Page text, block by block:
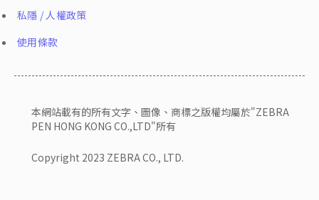
本網站載有的所有文字、圖像、商標之版權均屬於"ZEBRA
PEN HONG KONG CO.,LTD"所有
Copyright 2023 ZEBRA CO., LTD.
私隱 / 人權政策
使用條款